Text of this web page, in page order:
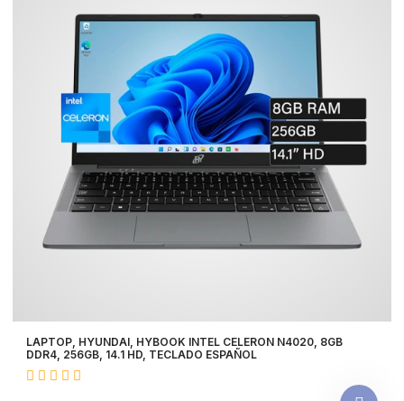
LAPTOP, HYUNDAI, HYBOOK INTEL CELERON N4020, 8GB
DDR4, 256GB, 14.1 HD, TECLADO ESPAÑOL